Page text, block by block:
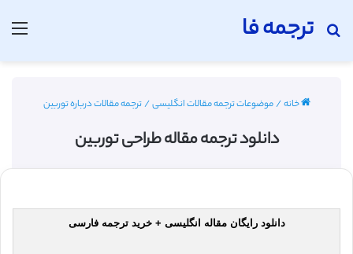
ترجمه فا
جستجو برای
خانه/موضوعات ترجمه مقالات انگلیسی/ترجمه مقالات درباره توربین
دانلود ترجمه مقاله طراحی توربین
دانلود رایگان مقاله انگلیسی + خرید ترجمه فارسی